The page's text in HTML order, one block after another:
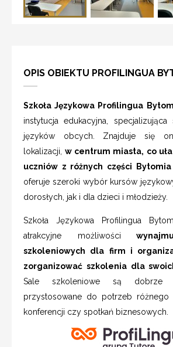
OPIS OBIEKTU PROFILINGUA
Szkoła Językowa Profilingua Bytom
instytucja edukacyjna,
języków obcych. Znajduje się
lokalizacji,w centrum miasta, co
uczniów z różnych części
oferuje szeroki wybór kursów
dorosłych, jak i dla dzieci i młodzieży.
Szkoła Językowa Profilingua
atrakcyjne możliwości
szkoleniowych dla firm i
zorganizować szkolenia dla
Sale szkoleniowe są dobrze
przystosowane do potrzeb różnego
konferencji czy spotkań biznesowych.